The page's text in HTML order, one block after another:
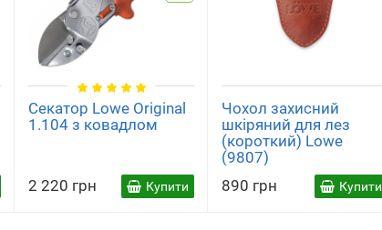
Секатор Lowe Original
1.104 з ковадлом
2 220 грн Купити
Чохол захисний
шкіряний для лез
(короткий) Lowe
(9807)
890 грн
Купити